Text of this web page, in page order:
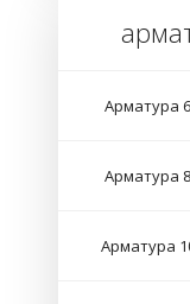
Арматура
Арматура
Арматура